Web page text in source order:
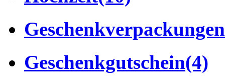
Geschenkverpackungen
Geschenkgutschein(4)